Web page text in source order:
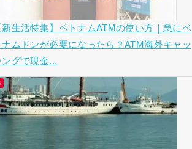
新生活特集】ベトナムATMの使い方｜急にベ
ナムドンが必要になったら？ATM海外キャッ
ングで現金...